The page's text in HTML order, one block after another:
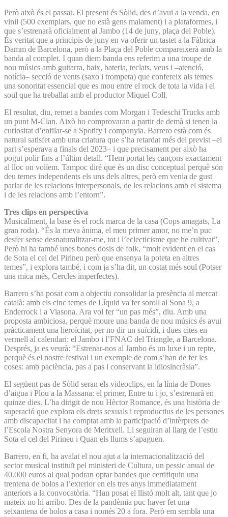
Però això és el passat. El present és Sòlid, des d’avui a la venda, en
vinil (500 exemplars, que no està gens malament) i a plataformes, i
que s’estrenarà oficialment al Jambo (14 de juny, plaça del Poble).
És veritat que a principis de juny en va oferir un tastet a la Fàbrica
Damm de Barcelona, però a la Plaça del Poble compareixerà amb la
banda al complet. I quan diem banda ens referim a una troupe de
nou músics amb guitarra, baix, bateria, teclats, veus i –atenció,
notícia– secció de vents (saxo i trompeta) que confereix als temes
una sonoritat essencial que es mou entre el rock de tota la vida i el
soul que ha treballat amb el productor Miquel Coll.
El resultat, diu, remet a bandes com Morgan i Tedeschi Trucks amb
un punt M-Clan. Això ho comprovaran a partir de demà si tenen la
curiositat d’enfilar-se a Spotify i companyia. Barrero està com és
natural satisfet amb una criatura que s’ha retardat més del previst –el
part s’esperava a finals del 2023– i que precisament per això ha
pogut polir fins a l’últim detall. “Hem portat les cançons exactament
al lloc on volíem. Tampoc diré que és un disc conceptual perquè són
deu temes independents els uns dels altres, però em venia de gust
parlar de les relacions interpersonals, de les relacions amb el sistema
i de les relacions amb l’entorn”.
Tres clips en perspectiva
Musicalment, la base és el rock marca de la casa (Cops amagats, La
gran roda). “És la meva ànima, el meu primer amor, no me’n puc
desfer sense desnaturalitzar-me, tot i l’eclecticisme que he cultivat”.
Però hi ha també unes bones dosis de folk, “molt evident en el cas
de Sota el cel del Pirineu però que ensenya la poteta en altres
temes”, i explora també, i com ja s’ha dit, un costat més soul (Potser
una mica més, Cercles imperfectes).
Barrero s’ha posat com a objectiu consolidar la presència al mercat
català: amb els cinc temes de Líquid va fer soroll al Sona 9, a
Enderrock i a Viasona. Ara vol fer “un pas més”, diu. Amb una
proposta ambiciosa, perquè moure una banda de nou músics és avui
pràcticament una heroïcitat, per no dir un suïcidi, i dues cites en
vermell al calendari: el Jambo i l’FNAC del Triangle, a Barcelona.
Després, ja es veurà: “Estrenar-nos al Jambo és un luxe i un repte,
perquè és el nostre festival i un exemple de com s’han de fer les
coses: amb paciència, pas a pas i conservant la idiosincràsia”.
El següent pas de Sòlid seran els videoclips, en la línia de Dones
d’aigua i Plou a la Massana: el primer, Entre tu i jo, s’estrenarà en
quinze dies. L’ha dirigit de nou Hèctor Romance, és una història de
superació que explora els drets sexuals i reproductius de les persones
amb discapacitat i ha comptat amb la participació d’intèrprets de
l’Escola Nostra Senyora de Meritxell. Li seguiran al llarg de l’estiu
Sota el cel del Pirineu i Quan els llums s’apaguen.
Barrero, en fi, ha avalat el nou ajut a la internacionalització del
sector musical instituït pel ministeri de Cultura, un pessic anual de
40.000 euros al qual podran optar bandes que certifiquin una
trentena de bolos a l’exterior en els tres anys immediatament
anteriors a la convocatòria. “Han posat el llistó molt alt, tant que jo
mateix no hi arribo. Des de la pandèmia puc haver fet una
seixantena de bolos a casa i només 20 a fora. Però em sembla una